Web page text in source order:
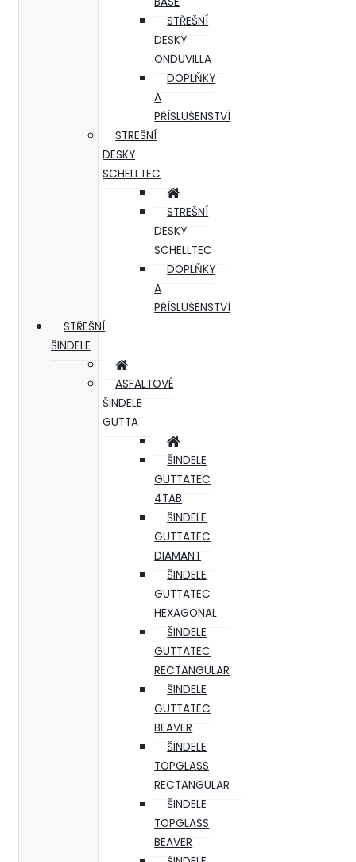
STŘEŠNÍ
DESKY
ONDUVILLA
DOPLŇKY
A
PŘÍSLUŠENSTVÍ
STREŠNÍ
DESKY
SCHELLTEC
STREŠNÍ
DESKY
SCHELLTEC
DOPLŇKY
A
PŘÍSLUŠENSTVÍ
STŘEŠNÍ
ŠINDELE
ASFALTOVÉ
ŠINDELE
GUTTA
ŠINDELE
GUTTATEC
4TAB
ŠINDELE
GUTTATEC
DIAMANT
ŠINDELE
GUTTATEC
HEXAGONAL
ŠINDELE
GUTTATEC
RECTANGULAR
ŠINDELE
GUTTATEC
BEAVER
ŠINDELE
TOPGLASS
RECTANGULAR
ŠINDELE
TOPGLASS
BEAVER